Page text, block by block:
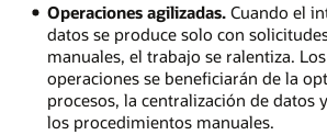
Operaciones agilizadas.Cuando el
datos se produce solo con
manuales, el trabajo se ralentiza.
operaciones se beneficiarán de la
procesos, la centralización de datos
los procedimientos manuales.